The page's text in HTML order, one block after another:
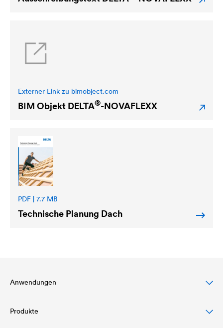
Externer Link zu bimobject.com
BIM Objekt DELTA®-NOVAFLEXX
PDF | 7.7 MB
Technische Planung Dach
Anwendungen
Steildachschutz
Produkte